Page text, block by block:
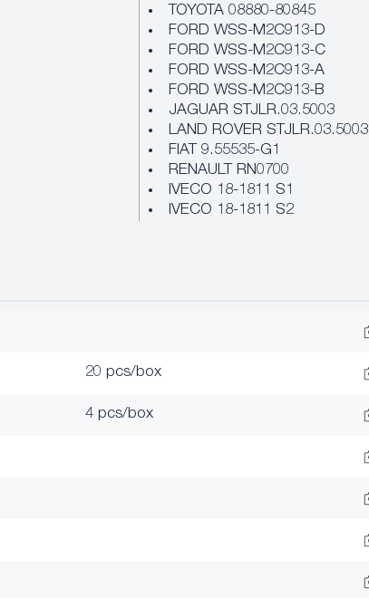
TOYOTA 08880-80845
FORD WSS-M2C913-D
FORD WSS-M2C913-C
FORD WSS-M2C913-A
FORD WSS-M2C913-B
JAGUAR STJLR.03.5003
LAND ROVER STJLR.03.5003
FIAT 9.55535-G1
RENAULT RN0700
IVECO 18-1811 S1
IVECO 18-1811 S2
20 pcs/box
4 pcs/box